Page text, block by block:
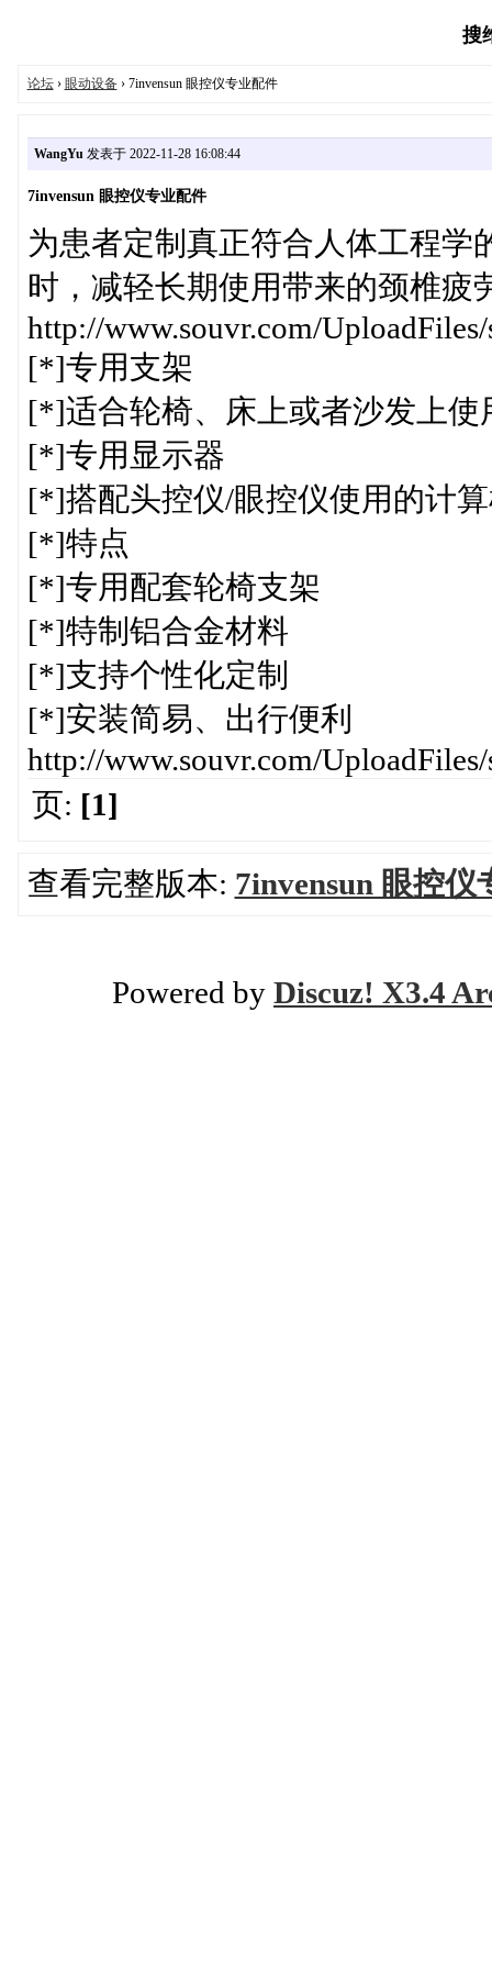
搜
论坛› 眼动设备› 7invensun 眼控仪专业配件
WangYu发表于 2022-11-28 16:08:44
7invensun 眼控仪专业配件
为患者定制真正符合人体工程学
时，减轻长期使用带来的颈椎疲
http://www.souvr.com/
[*]专用支架
[*]适合轮椅、床上或者沙发上
[*]专用显示器
[*]搭配头控仪/眼控仪使用的计
[*]特点
[*]专用配套轮椅支架
[*]特制铝合金材料
[*]支持个性化定制
[*]安装简易、出行便利
http://www.souvr.com/
页: [1]
查看完整版本: 7invensun 眼控仪
Powered by Discuz! X3.4